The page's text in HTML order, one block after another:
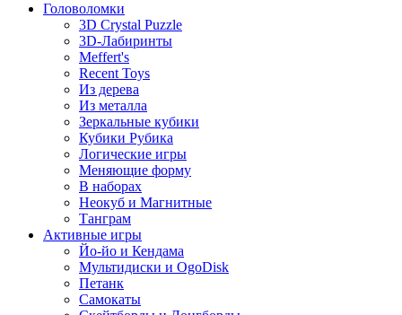
Головоломки
3D Crystal Puzzle
3D-Лабиринты
Meffert's
Recent Toys
Из дерева
Из металла
Зеркальные кубики
Кубики Рубика
Логические игры
Меняющие форму
В наборах
Неокуб и Магнитные
Танграм
Активные игры
Йо-йо и Кендама
Мультидиски и OgoDisk
Петанк
Самокаты